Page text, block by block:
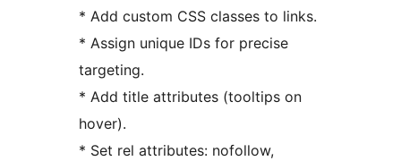
* Add custom CSS classes to links.
* Assign unique IDs for precise
targeting.
* Add title attributes (tooltips on
hover).
* Set rel attributes: nofollow,